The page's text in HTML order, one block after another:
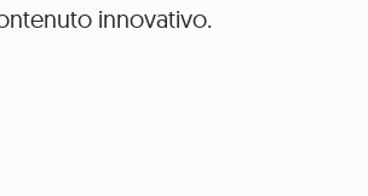
innovativo.